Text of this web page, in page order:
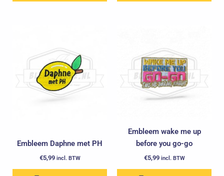
Embleem Daphne met PH
€5,99 incl. BTW
Embleem wake me up
before you go-go
€5,99 incl. BTW